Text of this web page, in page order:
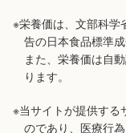
※栄養価は、文部科学
告の日本食品標準
また、栄養価は自
ります。
※当サイトが提供する
のであり、医療行